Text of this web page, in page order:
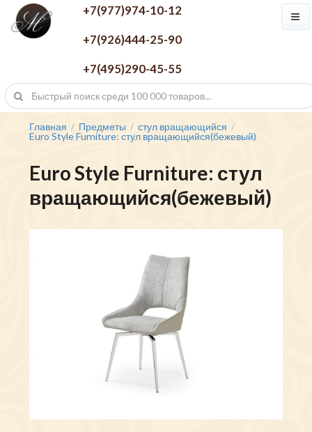
+7(977)974-10-12
+7(926)444-25-90
+7(495)290-45-55
Главная / Предметы / стул вращающийся /
Euro Style Furniture: стул вращающийся(бежевый)
Euro Style Furniture: стул
вращающийся(бежевый)